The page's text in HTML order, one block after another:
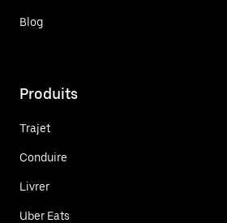
Blog
Produits
Trajet
Conduire
Livrer
Uber Eats